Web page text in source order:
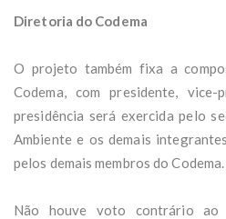
Diretoria do Codema
O projeto também fixa a
Codema, com presidente,
presidência será exercida pelo
Ambiente e os demais
pelos demais membros do Codema.
Não houve voto contrário